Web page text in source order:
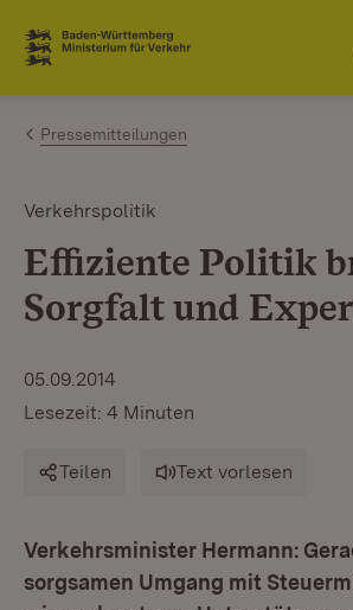
Zum Inhalt springen
Link zur Startseite
Pressemitteilungen
Verkehrspolitik
Effiziente Politik
Sorgfalt und
05.09.2014
Lesezeit: 4 Minuten
Teilen Text vorlesen
Verkehrsminister Hermann:
sorgsamen Umgang mit